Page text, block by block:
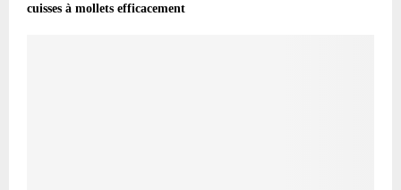
cuisses à mollets efficacement